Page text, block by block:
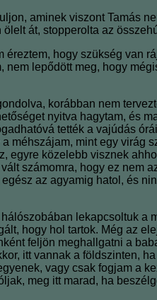
aminek viszont Tamás
át, stopperolta az
hogy szükség van
lepődött meg, hogy
korábban nem
nyitva hagytam, és
tették a vajúdás
méhszájam, mint egy virág
egyre közelebb visznek
számomra, hogy ez nem
az agyamig hatol, és
hálószobában lekapcsoltuk a
hogy hol tartok. Még az
feljön meghallgatni a
itt vannak a földszinten,
vagy csak fogjam a
meg itt marad, ha